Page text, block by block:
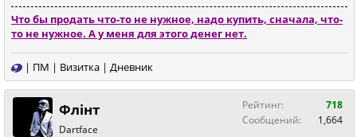
Что бы продать что-то не нужное, надо купить, сначала, что-
то не нужное. А у меня для этого денег нет.
| ПМ | Визитка | Дневник
Флiнт
Dartface
Рейтинг:
718
Сообщений:
1,664